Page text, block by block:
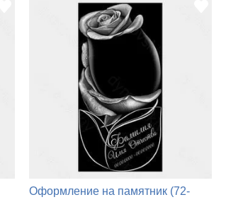
Оформление на памятник (72-